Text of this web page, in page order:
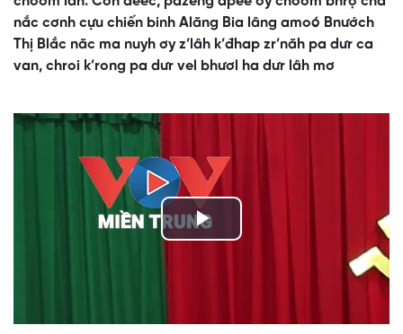
nắc cơnh cựu chiến binh Alăng Bia lâng amoó Bnướch
Thị Blắc năc ma nuyh ơy z’lâh k’đhap zr’năh pa dưr ca
van, chroi k’rong pa dưr vel bhươl ha dưr lâh mơ
Play